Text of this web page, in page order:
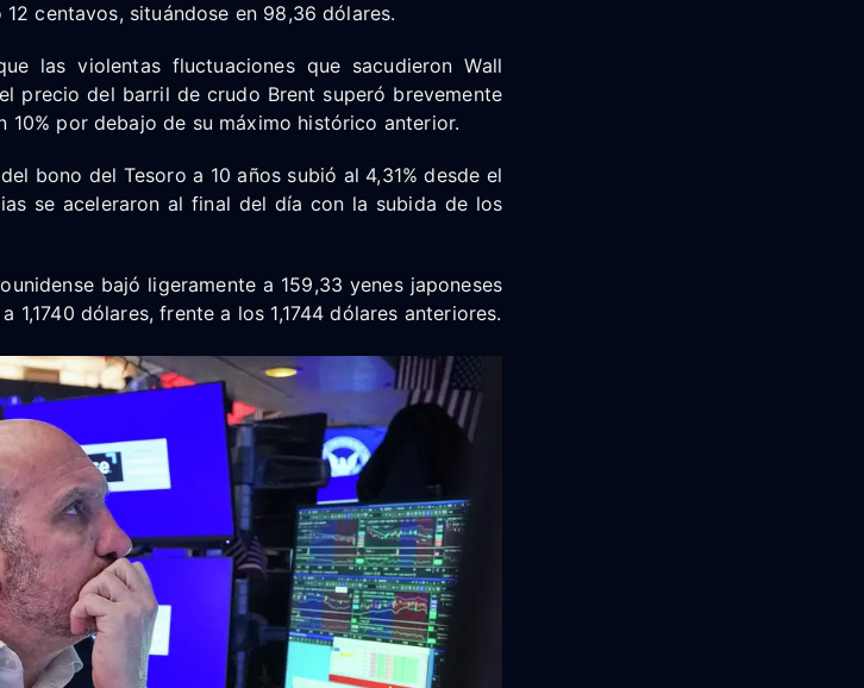
centavos, situándose en 98,36 dólares.
las violentas fluctuaciones que sacudieron Wall
precio del barril de crudo Brent superó brevemente
10% por debajo de su máximo histórico anterior.
bono del Tesoro a 10 años subió al 4,31% desde el
se aceleraron al final del día con la subida de los
bajó ligeramente a 159,33 yenes japoneses
1,1740 dólares, frente a los 1,1744 dólares anteriores.